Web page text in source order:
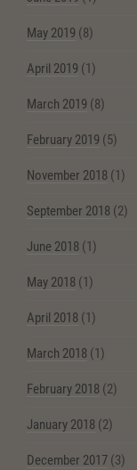
May 2019 (8)
April 2019 (1)
March 2019 (8)
February 2019 (5)
November 2018 (1)
September 2018 (2)
June 2018 (1)
May 2018 (1)
April 2018 (1)
March 2018 (1)
February 2018 (2)
January 2018 (2)
December 2017 (3)